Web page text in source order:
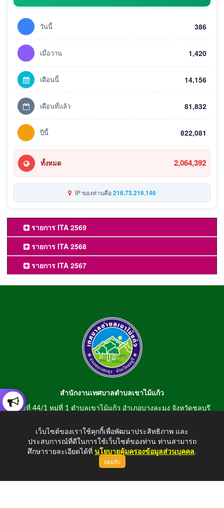
วันนี้ 386
เมื่อวาน 1,420
เดือนนี้ 14,156
เดือนที่แล้ว 81,832
ปีนี้ 822,081
ทั้งหมด 2,064,392
IP ของท่านคือ216.73.216.146
รายการ ITA 2569
รายการ ITA 2568
รายการ ITA 2567
สำนักงานเทศบาลตำบลเขาไม้แก้ว
เลขที่ 44/1 หมู่ที่ 1 ตำบลเขาไม้แก้ว อำเภอบางละมุง จังหวัดชลบุรี
สอบถามข้อมูลโทรศัพท์/โทรสาร 0-3807-2634-5
E-mail : saraban@khaomaikaew.go.th
เว็บไซต์ของเราใช้คุกกี้เพื่อพัฒนาประสิทธิภาพ และ
ประสบการณ์ที่ดีในการใช้เว็บไซต์ของท่าน ท่านสามารถ
ศึกษารายละเอียดได้ที่ นโยบายคุ้มครองข้อมูลส่วนบุคคล.
ยอมรับ